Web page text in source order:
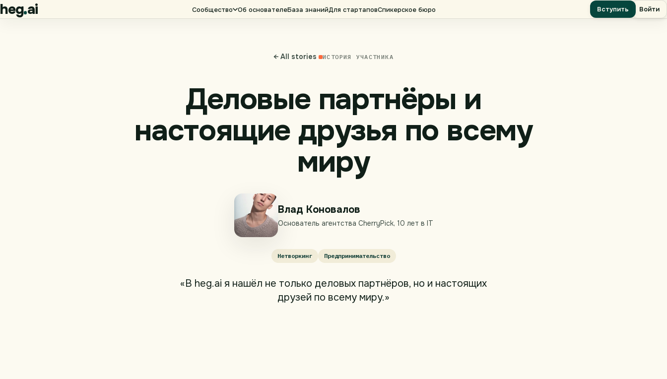
heg ai Сообщество Об основателеБаза знанийДля стартаповСпикерское бюро Вступить Войти
← All stories ИСТОРИЯ УЧАСТНИКА
Деловые партнёры и
настоящие друзья по всему
миру
Влад Коновалов
Основатель агентства CherryPick, 10 лет в IT
Нетворкинг Предпринимательство
«В heg.ai я нашёл не только деловых партнёров, но и настоящих
друзей по всему миру.»